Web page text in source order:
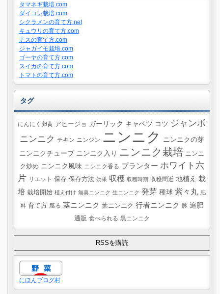
タマネギ栽培.com
ダイコン栽培.com
シクラメンの育て方.net
キュウリの育て方.com
ナスの育て方.com
ジャガイモ栽培.com
ゴーヤの育て方.com
スイカの育て方.com
トマトの育て方.com
タグ
にんにく卵黄 アヒージョ ガーリック キャベツ コツ ジャンボ
ニンニク チキン ニンジン ニンニク
ニンニクの芽
ニンニクチューブ ニンニク入り ニンニク栽培 ニンニ
ク炒め ニンニク風味 ニンニク香る プランター ホワイト六
片 リエット 保存 保存方法 効果 収穫 収穫時期 収穫間近 地植え 栽
培 栽培開始 植え付け 無臭ニンニク 生ニンニク 発芽 種球 紫々丸 肥
料 育て方 腐る 茎ニンニク 葉ニンニク 行者ニンニク 豚 追肥
通販 食べられる 黒ニンニク
にほんブログ村